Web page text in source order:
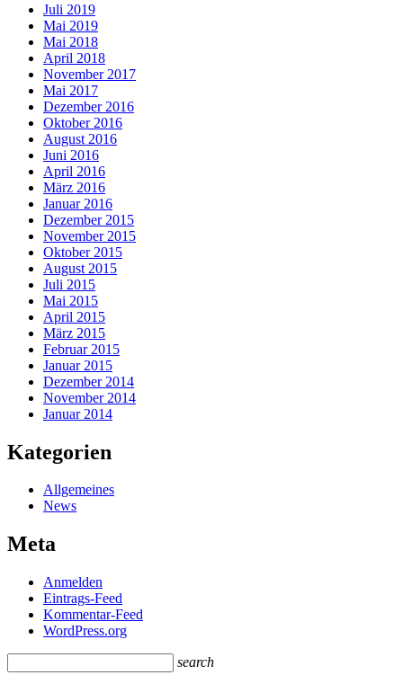
Juli 2019
Mai 2019
Mai 2018
April 2018
November 2017
Mai 2017
Dezember 2016
Oktober 2016
August 2016
Juni 2016
April 2016
März 2016
Januar 2016
Dezember 2015
November 2015
Oktober 2015
August 2015
Juli 2015
Mai 2015
April 2015
März 2015
Februar 2015
Januar 2015
Dezember 2014
November 2014
Januar 2014
Kategorien
Allgemeines
News
Meta
Anmelden
Eintrags-Feed
Kommentar-Feed
WordPress.org
search